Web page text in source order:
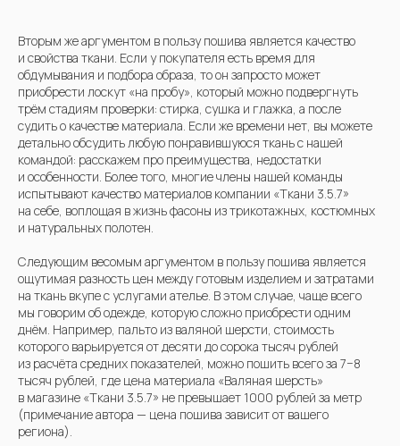
Вторым же аргументом в пользу пошива является качество
и свойства ткани. Если у покупателя есть время для
обдумывания и подбора образа, то он запросто может
приобрести лоскут «на пробу», который можно подвергнуть
трём стадиям проверки: стирка, сушка и глажка, а после
судить о качестве материала. Если же времени нет, вы можете
детально обсудить любую понравившуюся ткань с нашей
командой: расскажем про преимущества, недостатки
и особенности. Более того, многие члены нашей команды
испытывают качество материалов компании «Ткани 3.5.7»
на себе, воплощая в жизнь фасоны из трикотажных, костюмных
и натуральных полотен.
Следующим весомым аргументом в пользу пошива является
ощутимая разность цен между готовым изделием и затратами
на ткань вкупе с услугами ателье. В этом случае, чаще всего
мы говорим об одежде, которую сложно приобрести одним
днём. Например, пальто из валяной шерсти, стоимость
которого варьируется от десяти до сорока тысяч рублей
из расчёта средних показателей, можно пошить всего за 7−8
тысяч рублей, где цена материала «Валяная шерсть»
в магазине «Ткани 3.5.7» не превышает 1000 рублей за метр
(примечание автора — цена пошива зависит от вашего
региона).